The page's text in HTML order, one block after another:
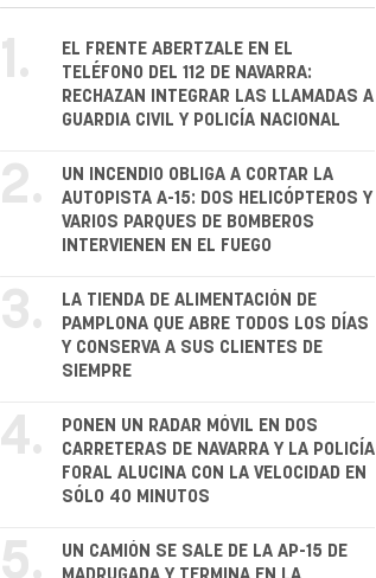
1.
EL FRENTE ABERTZALE EN EL
TELÉFONO DEL 112 DE NAVARRA:
RECHAZAN INTEGRAR LAS LLAMADAS A
GUARDIA CIVIL Y POLICÍA NACIONAL
2.
UN INCENDIO OBLIGA A CORTAR LA
AUTOPISTA A-15: DOS HELICÓPTEROS Y
VARIOS PARQUES DE BOMBEROS
INTERVIENEN EN EL FUEGO
3.
LA TIENDA DE ALIMENTACIÓN DE
PAMPLONA QUE ABRE TODOS LOS DÍAS
Y CONSERVA A SUS CLIENTES DE
SIEMPRE
4.
PONEN UN RADAR MÓVIL EN DOS
CARRETERAS DE NAVARRA Y LA POLICÍA
FORAL ALUCINA CON LA VELOCIDAD EN
SÓLO 40 MINUTOS
5.
UN CAMIÓN SE SALE DE LA AP-15 DE